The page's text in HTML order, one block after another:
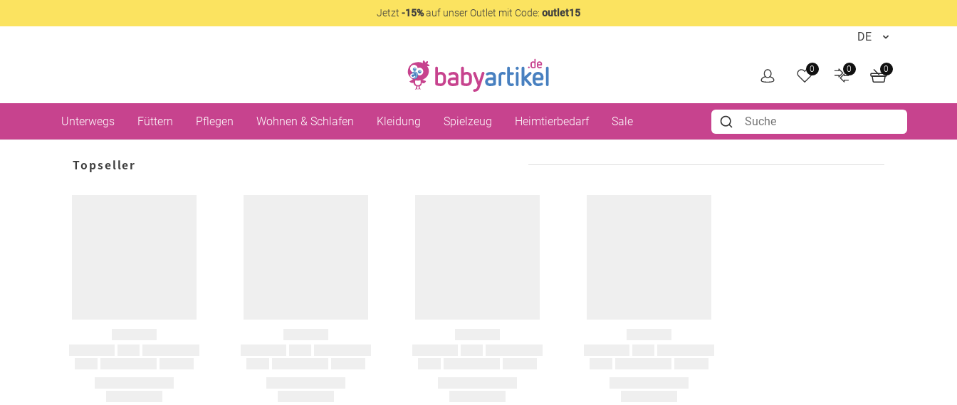
Jetzt -15%auf unser Outlet mit Code: outlet15
0 0 0
Unterwegs Füttern Pflegen Wohnen & Schlafen Kleidung Spielzeug Heimtierbedarf Sale
Topseller